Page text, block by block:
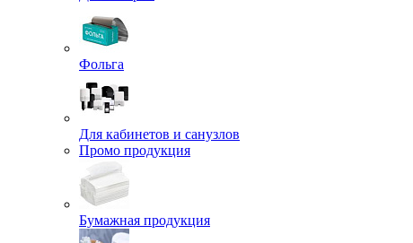
Фольга
Для кабинетов и санузлов
Промо продукция
Бумажная продукция